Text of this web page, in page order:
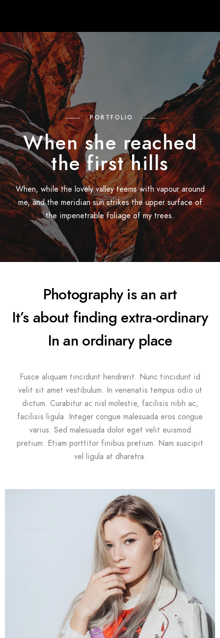
PORTFOLIO
When she reached
the first hills
When, while the lovely valley teems with vapour around
me, and the meridian sun strikes the upper surface of
the impenetrable foliage of my trees.
Photography is an art
It’s about finding extra-ordinary
In an ordinary place
Fusce aliquam tincidunt hendrerit. Nunc tincidunt id
velit sit amet vestibulum. In venenatis tempus odio ut
dictum. Curabitur ac nisl molestie, facilisis nibh ac,
facilisis ligula. Integer congue malesuada eros congue
varius. Sed malesuada dolor eget velit euismod
pretium. Etiam porttitor finibus pretium. Nam suscipit
vel ligula at dharetra.